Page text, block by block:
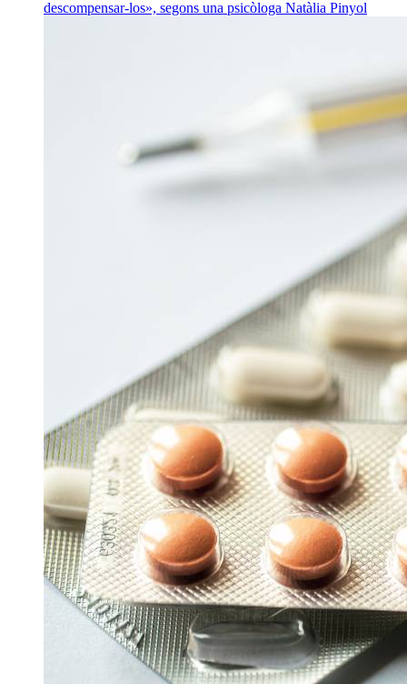
descompensar-los», segons una psicòloga Natàlia Pinyol